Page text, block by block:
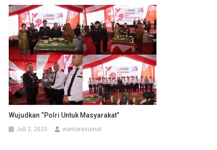
Wujudkan “Polri Untuk Masyarakat”
Juli 2, 2025 wantarasumut